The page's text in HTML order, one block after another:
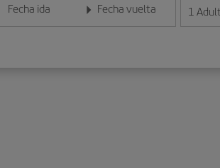
Fecha ida
Introduce la fecha en formato día/mes/año
Fecha vuelta
Introduce la fecha en formato
1